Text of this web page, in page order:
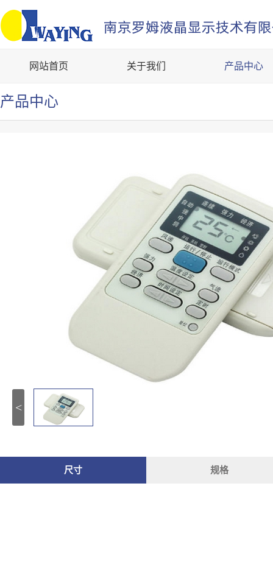
网站首页 关于我们 产品中心
产品中心
<
尺寸 规格